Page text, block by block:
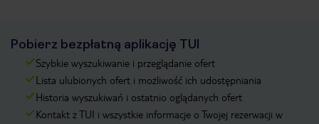
Pobierz bezpłatną aplikację TUI
Szybkie wyszukiwanie i przeglądanie ofert
Lista ulubionych ofert i możliwość ich udostępniania
Historia wyszukiwań i ostatnio oglądanych ofert
Kontakt z TUI i wszystkie informacje o Twojej rezerwacji w